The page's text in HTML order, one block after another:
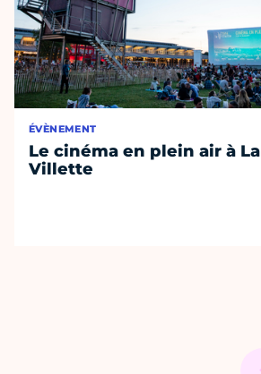
ÉVÈNEMENT
Le cinéma en plein air à La
Villette